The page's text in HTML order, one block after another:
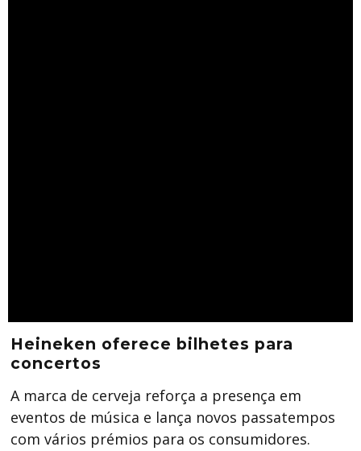
Heineken oferece bilhetes para
concertos
A marca de cerveja reforça a presença em
eventos de música e lança novos passatempos
com vários prémios para os consumidores.